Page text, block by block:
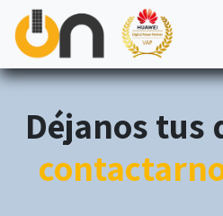
Ir al contenido
Déjanos tus